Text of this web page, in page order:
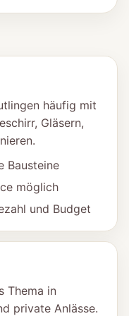
häufig mit
Gläsern,
Bausteine
möglich
und Budget
Thema in
private Anlässe.